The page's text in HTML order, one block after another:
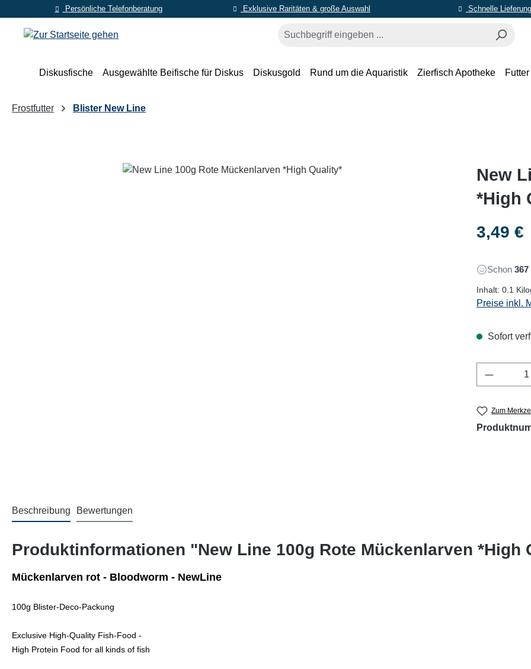
Hauptinhalt springen
Zur Suche springen
Zur Hauptnavigation springen
Persönliche Telefonberatung Exklusive Raritäten & große Auswahl Schnelle Lieferung
Diskusfische Ausgewählte Beifische für Diskus Diskusgold Rund um die Aquaristik Zierfisch Apotheke
Frostfutter Blister New Line
New
*High
Regulärer
3,49 €
Schon 367
Inhalt: 0.1
Preise inkl.
Sofort
Zum
Beschreibung Bewertungen
Produktinformationen "New Line 100g Rote Mückenlarven *High
Mückenlarven rot - Bloodworm - NewLine
100g Blister-Deco-Packung
Exclusive High-Quality Fish-Food -
High Protein Food for all kinds of fish